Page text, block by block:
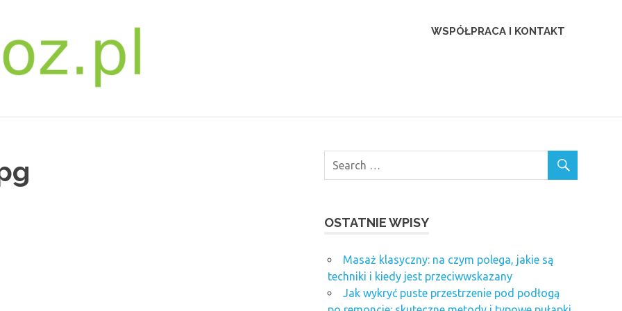
WSPÓŁPRACA I KONTAKT
OSTATNIE WPISY
Masaż klasyczny: na czym polega, jakie są
techniki i kiedy jest przeciwwskazany
Jak wykryć puste przestrzenie pod podłogą